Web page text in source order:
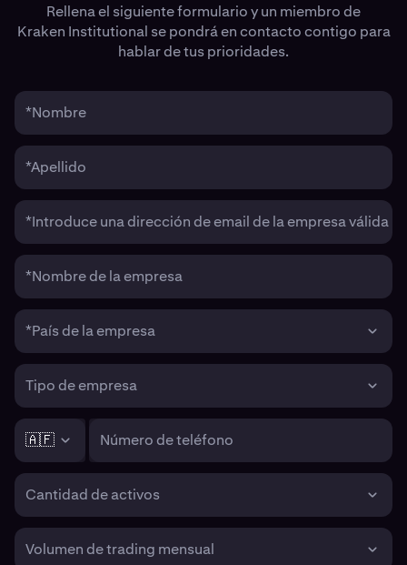
Rellena el siguiente formulario y un miembro de
Kraken Institutional se pondrá en contacto contigo para
hablar de tus prioridades.
*Nombre
*Apellido
*Introduce una dirección de email de la empresa válida
*Nombre de la empresa
*País de la empresa
Tipo de empresa
🇦🇫 Número de teléfono
Cantidad de activos
Volumen de trading mensual